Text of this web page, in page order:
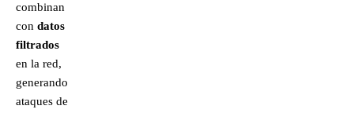
combinan
con datos
filtrados
en la red,
generando
ataques de